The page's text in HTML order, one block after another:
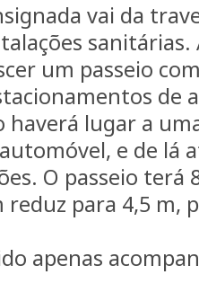
vai da
sanitárias.
um passeio
de
haverá lugar a
e de lá
O passeio
reduz para 4,5 m,
apenas